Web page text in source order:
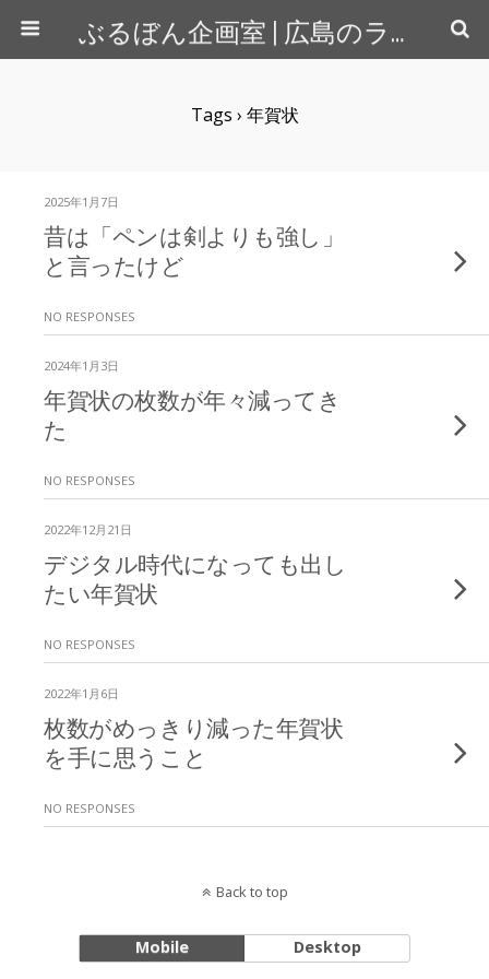
ぶるぼん企画室 | 広島のライター＆カメラマン
Tags › 年賀状
2025年1月7日
昔は「ペンは剣よりも強し」
と言ったけど
NO RESPONSES
2024年1月3日
年賀状の枚数が年々減ってき
た
NO RESPONSES
2022年12月21日
デジタル時代になっても出し
たい年賀状
NO RESPONSES
2022年1月6日
枚数がめっきり減った年賀状
を手に思うこと
NO RESPONSES
Back to top
Mobile Desktop